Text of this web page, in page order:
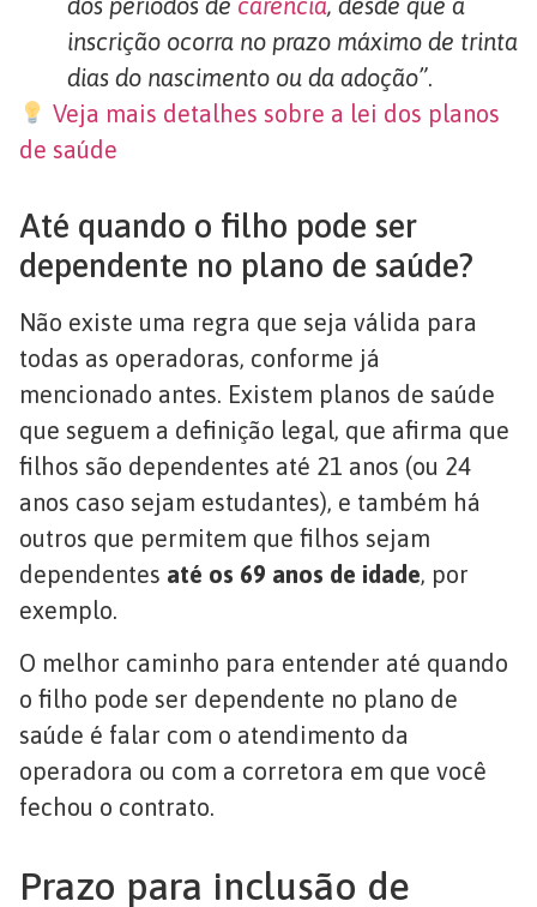
inscrição ocorra no prazo máximo de trinta
dias do nascimento ou da adoção”.
Veja mais detalhes sobre a lei dos planos
de saúde
Até quando o filho pode ser
dependente no plano de saúde?
Não existe uma regra que seja válida para
todas as operadoras, conforme já
mencionado antes. Existem planos de saúde
que seguem a definição legal, que afirma que
filhos são dependentes até 21 anos (ou 24
anos caso sejam estudantes), e também há
outros que permitem que filhos sejam
dependentes até os 69 anos de idade, por
exemplo.
O melhor caminho para entender até quando
o filho pode ser dependente no plano de
saúde é falar com o atendimento da
operadora ou com a corretora em que você
fechou o contrato.
Prazo para inclusão de